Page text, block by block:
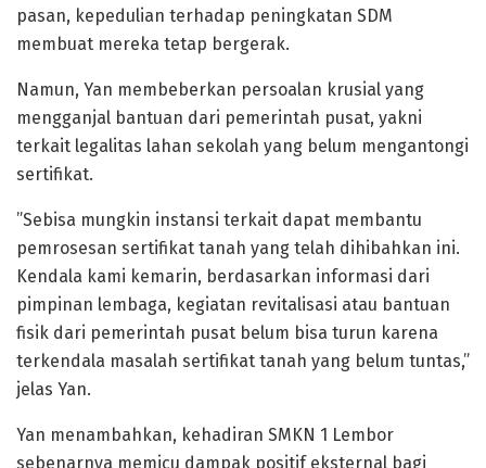
pasan, kepedulian terhadap peningkatan SDM
membuat mereka tetap bergerak.
​Namun, Yan membeberkan persoalan krusial yang
mengganjal bantuan dari pemerintah pusat, yakni
terkait legalitas lahan sekolah yang belum mengantongi
sertifikat.
​”Sebisa mungkin instansi terkait dapat membantu
pemrosesan sertifikat tanah yang telah dihibahkan ini.
Kendala kami kemarin, berdasarkan informasi dari
pimpinan lembaga, kegiatan revitalisasi atau bantuan
fisik dari pemerintah pusat belum bisa turun karena
terkendala masalah sertifikat tanah yang belum tuntas,”
jelas Yan.
​Yan menambahkan, kehadiran SMKN 1 Lembor
sebenarnya memicu dampak positif eksternal bagi